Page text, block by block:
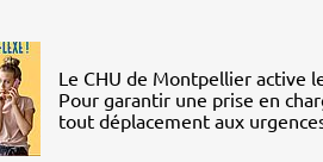
Le CHU de Montpellier active
Pour garantir une prise en
tout déplacement aux